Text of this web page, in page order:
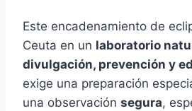
Este encadenamiento de
Ceuta en un laboratorio
divulgación, prevención y
exige una preparación
una observación segura,